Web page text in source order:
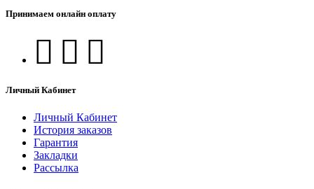
Принимаем онлайн оплату
Личный Кабинет
Личный Кабинет
История заказов
Гарантия
Закладки
Рассылка